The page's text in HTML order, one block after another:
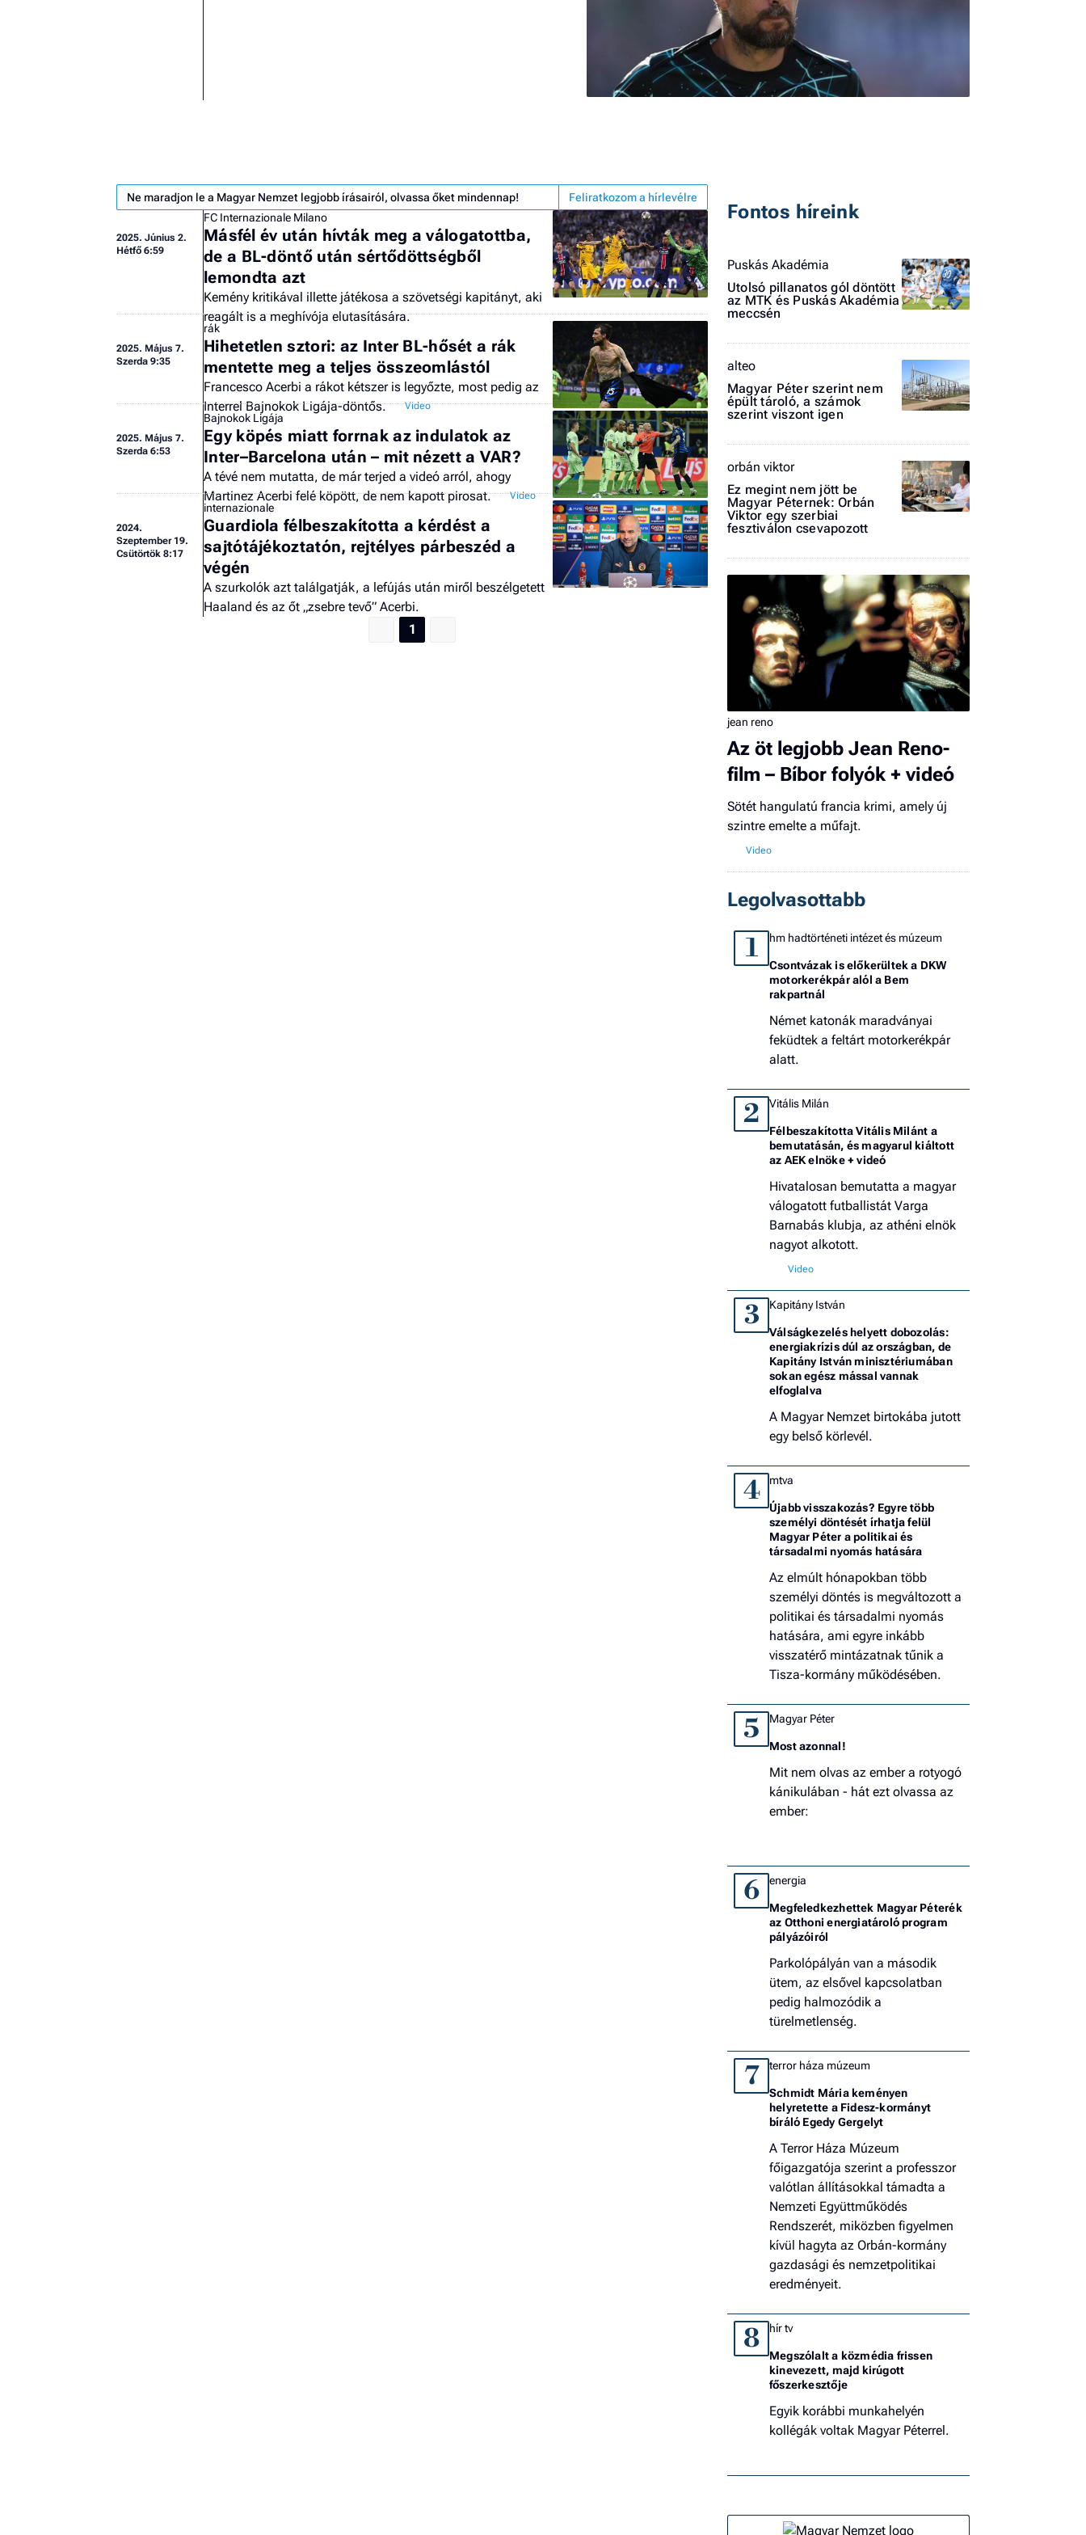
Ne maradjon le a Magyar Nemzet legjobb írásairól, olvassa őket mindennap! Feliratkozom a hírlevélre
2025. Június 2.
Hétfő 6:59
FC Internazionale Milano
Másfél év után hívták meg a válogatottba,
de a BL-döntő után sértődöttségből
lemondta azt
Kemény kritikával illette játékosa a szövetségi kapitányt, aki
reagált is a meghívója elutasítására.
2025. Május 7.
Szerda 9:35
rák
Hihetetlen sztori: az Inter BL-hősét a rák
mentette meg a teljes összeomlástól
Francesco Acerbi a rákot kétszer is legyőzte, most pedig az
Interrel Bajnokok Ligája-döntős.
2025. Május 7.
Szerda 6:53
Bajnokok Ligája
Egy köpés miatt forrnak az indulatok az
Inter–Barcelona után – mit nézett a VAR?
A tévé nem mutatta, de már terjed a videó arról, ahogy
Martinez Acerbi felé köpött, de nem kapott pirosat.
2024.
Szeptember 19.
Csütörtök 8:17
internazionale
Guardiola félbeszakította a kérdést a
sajtótájékoztatón, rejtélyes párbeszéd a
végén
A szurkolók azt találgatják, a lefújás után miről beszélgetett
Haaland és az őt „zsebre tevő” Acerbi.
1
Fontos híreink
Puskás Akadémia
Utolsó pillanatos gól döntött
az MTK és Puskás Akadémia
meccsén
alteo
Magyar Péter szerint nem
épült tároló, a számok
szerint viszont igen
orbán viktor
Ez megint nem jött be
Magyar Péternek: Orbán
Viktor egy szerbiai
fesztiválon csevapozott
jean reno
Az öt legjobb Jean Reno-
film – Bíbor folyók + videó
Sötét hangulatú francia krimi, amely új
szintre emelte a műfajt.
Legolvasottabb
1 hm hadtörténeti intézet és múzeum
Csontvázak is előkerültek a DKW
motorkerékpár alól a Bem
rakpartnál
Német katonák maradványai
feküdtek a feltárt motorkerékpár
alatt.
2 Vitális Milán
Félbeszakította Vitális Milánt a
bemutatásán, és magyarul kiáltott
az AEK elnöke + videó
Hivatalosan bemutatta a magyar
válogatott futballistát Varga
Barnabás klubja, az athéni elnök
nagyot alkotott.
3 Kapitány István
Válságkezelés helyett dobozolás:
energiakrízis dúl az országban, de
Kapitány István minisztériumában
sokan egész mással vannak
elfoglalva
A Magyar Nemzet birtokába jutott
egy belső körlevél.
4 mtva
Újabb visszakozás? Egyre több
személyi döntését írhatja felül
Magyar Péter a politikai és
társadalmi nyomás hatására
Az elmúlt hónapokban több
személyi döntés is megváltozott a
politikai és társadalmi nyomás
hatására, ami egyre inkább
visszatérő mintázatnak tűnik a
Tisza-kormány működésében.
5 Magyar Péter
Most azonnal!
Mit nem olvas az ember a rotyogó
kánikulában - hát ezt olvassa az
ember:
6 energia
Megfeledkezhettek Magyar Péterék
az Otthoni energiatároló program
pályázóiról
Parkolópályán van a második
ütem, az elsővel kapcsolatban
pedig halmozódik a
türelmetlenség.
7 terror háza múzeum
Schmidt Mária keményen
helyretette a Fidesz-kormányt
bíráló Egedy Gergelyt
A Terror Háza Múzeum
főigazgatója szerint a professzor
valótlan állításokkal támadta a
Nemzeti Együttműködés
Rendszerét, miközben figyelmen
kívül hagyta az Orbán-kormány
gazdasági és nemzetpolitikai
eredményeit.
8 hír tv
Megszólalt a közmédia frissen
kinevezett, majd kirúgott
főszerkesztője
Egyik korábbi munkahelyén
kollégák voltak Magyar Péterrel.